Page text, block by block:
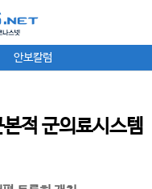
안보칼럼
적 군의료시스템